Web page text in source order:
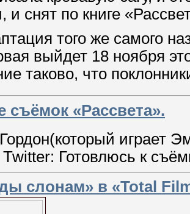
и снят по книге
того же самого
выйдет 18 ноября
таково, что
съёмок «Рассвета».
играет
Готовлюсь к
слонам» в «Total